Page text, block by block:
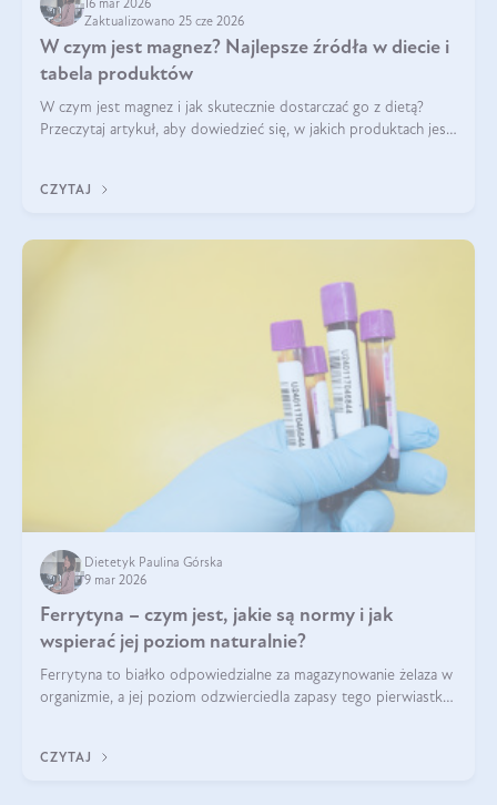
16 mar 2026
Zaktualizowano 25 cze 2026
W czym jest magnez? Najlepsze źródła w diecie i
tabela produktów
W czym jest magnez i jak skutecznie dostarczać go z dietą?
Przeczytaj artykuł, aby dowiedzieć się, w jakich produktach jest
CZYTAJ
Dietetyk Paulina Górska
9 mar 2026
Ferrytyna – czym jest, jakie są normy i jak
wspierać jej poziom naturalnie?
Ferrytyna to białko odpowiedzialne za magazynowanie żelaza w
organizmie, a jej poziom odzwierciedla zapasy tego pierwiastka.
funkcjonowanie (
CZYTAJ